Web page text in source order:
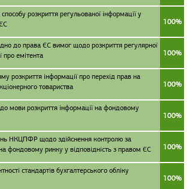
розкриття регульованої інформації у
100%
до права ЄС вимог щодо розкриття регулярної
про емітента
100%
розкриття інформації про перехід прав на
товариства
100%
мови розкриття інформації на фондовому
100%
НКЦПФР щодо здійснення контролю за
фондовому ринку у відповідність з правом ЄС
100%
стандартів бухгалтерського обліку
100%